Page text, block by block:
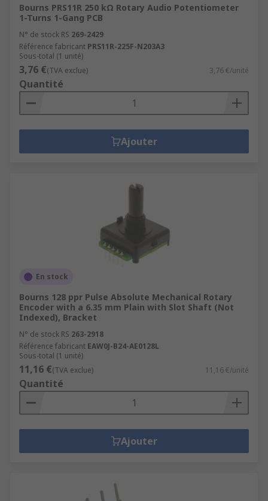
Bourns PRS11R 250 kΩ Rotary Audio Potentiometer
1-Turns 1-Gang PCB
N° de stock RS 269-2429
Référence fabricant PRS11R-225F-N203A3
Sous-total (1 unité)
3,76 €(TVA exclue) 3,76 €/unité
Quantité
Ajouter
En stock
Bourns 128 ppr Pulse Absolute Mechanical Rotary
Encoder with a 6.35 mm Plain with Slot Shaft (Not
Indexed), Bracket
N° de stock RS 263-2918
Référence fabricant EAW0J-B24-AE0128L
Sous-total (1 unité)
11,16 €(TVA exclue) 11,16 €/unité
Quantité
Ajouter